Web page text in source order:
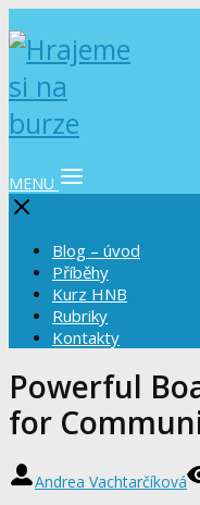
MENU
Blog – úvod
Příběhy
Kurz HNB
Rubriky
Kontakty
Powerful
for
Andrea Vachtarčíková